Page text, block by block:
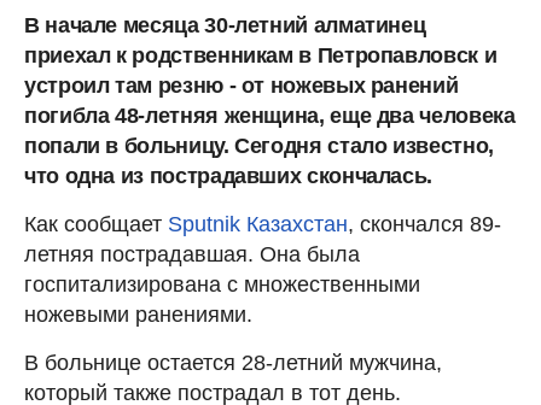
В начале месяца 30-летний алматинец
приехал к родственникам в Петропавловск и
устроил там резню - от ножевых ранений
погибла 48-летняя женщина, еще два человека
попали в больницу. Сегодня стало известно,
что одна из пострадавших скончалась.
Как сообщает Sputnik Казахстан, скончался 89-
летняя пострадавшая. Она была
госпитализирована с множественными
ножевыми ранениями.
В больнице остается 28-летний мужчина,
который также пострадал в тот день.